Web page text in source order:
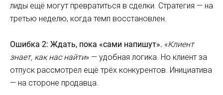
лиды ещё могут превратиться в сделки. Стратегия — на
третью неделю, когда темп восстановлен.
Ошибка 2: Ждать, пока «сами напишут». «Клиент
знает, как нас найти» — удобная логика. Но клиент за
отпуск рассмотрел ещё трёх конкурентов. Инициатива
— на стороне продавца.